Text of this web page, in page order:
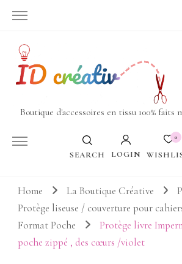
Boutique d'accessoires en tissu 100% faits
SEARCH LOGIN
0
Votre panier est
Home La Boutique Créative
Protège liseuse / couverture pour
Format Poche
Protège livre
poche zippé , des cœurs /violet